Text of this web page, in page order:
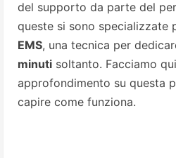
del supporto da parte del
queste si sono specializzate
EMS, una tecnica per
minuti soltanto. Facciamo
approfondimento su questa
capire come funziona.